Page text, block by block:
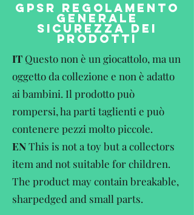
GPSR REGOLAMENTO
GENERALE
SICUREZZA DEI
PRODOTTI
IT Questo non è un giocattolo, ma un
oggetto da collezione e non è adatto
ai bambini. Il prodotto può
rompersi, ha parti taglienti e può
contenere pezzi molto piccole.
ENThis is not a toy but a collectors
item and not suitable for children.
The product may contain breakable,
sharpedged and small parts.